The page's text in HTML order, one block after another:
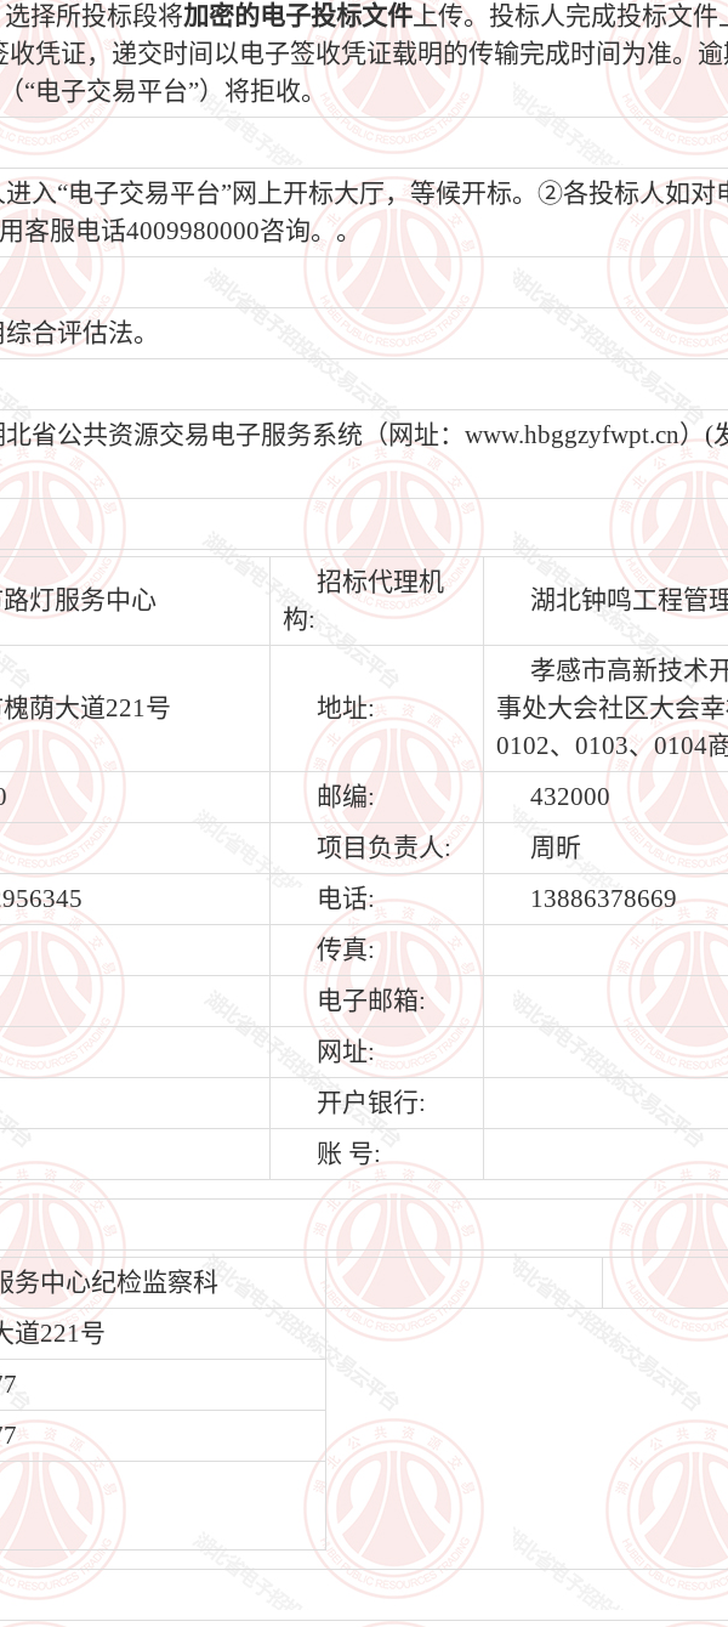
择所投标段将加密的电子投标文件上传。投标人完成投标文件
凭证，递交时间以电子签收凭证载明的传输完成时间为准。
“电子交易平台”）将拒收。
“电子交易平台”网上开标大厅，等候开标。②各投标人如对
客服电话4009980000咨询。。
合评估法。
省公共资源交易电子服务系统（网址：www.hbggzyfwpt.cn）(
灯服务中心
招标代理机
构:
湖北钟鸣工程管
荫大道221号 地址:
孝感市高新技术
事处大会社区大会
0102、0103、0104
邮编:
432000
项目负责人:
周昕
电话:
13886378669
传真:
电子邮箱:
网址:
开户银行:
账 号:
务中心纪检监察科
道221号